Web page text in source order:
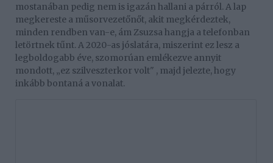
mostanában pedig nem is igazán hallani a párról. A lap
megkereste a műsorvezetőnőt, akit megkérdeztek,
minden rendben van-e, ám Zsuzsa hangja a telefonban
letörtnek tűnt. A 2020-as jóslatára, miszerint ez lesz a
legboldogabb éve, szomorúan emlékezve annyit
mondott, „ez szilveszterkor volt" , majd jelezte, hogy
inkább bontaná a vonalat.